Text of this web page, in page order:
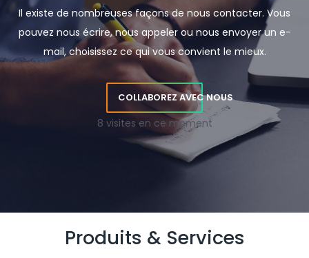
Il existe de nombreuses façons de nous contacter. Vous
pouvez nous écrire, nous appeler ou nous envoyer un e-
mail, choisissez ce qui vous convient le mieux.
COLLABOREZ AVEC NOUS
8 visites en ce moment
Produits & Services